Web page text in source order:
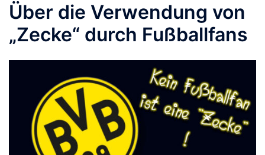
Über die Verwendung von
„Zecke“ durch Fußballfans